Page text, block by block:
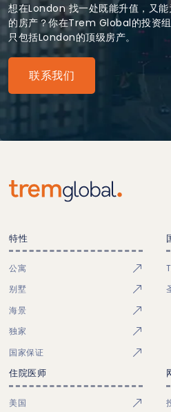
想在London 找一处既能升值，又
的房产？你在Trem Global的投资
只包括London的顶级房产。
联系我们
特性
公寓
别墅
海景
独家
国家保证
住院医师
美国